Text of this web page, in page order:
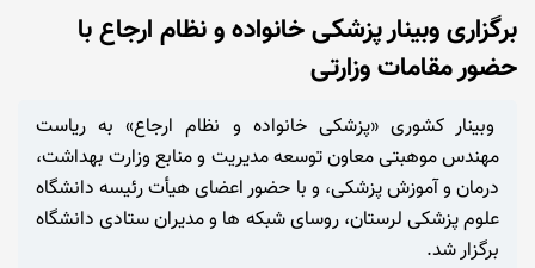
برگزاری وبینار پزشکی خانواده و نظام ارجاع با
حضور مقامات وزارتی
وبینار کشوری «پزشکی خانواده و نظام ارجاع» به ریاست
مهندس موهبتی معاون توسعه مدیریت و منابع وزارت بهداشت،
درمان و آموزش پزشکی، و با حضور اعضای هیأت رئیسه دانشگاه
علوم پزشکی لرستان، روسای شبکه ها و مدیران ستادی دانشگاه
برگزار شد.